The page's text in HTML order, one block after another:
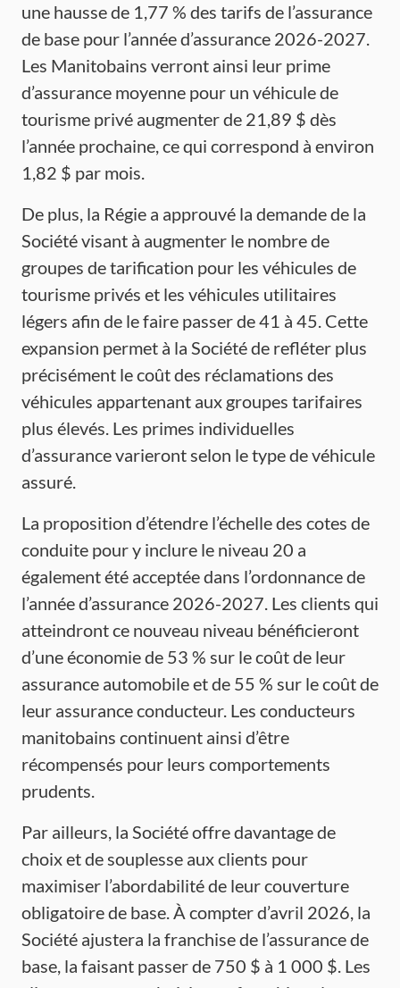
une hausse de 1,77 % des tarifs de l’assurance
de base pour l’année d’assurance 2026-2027.
Les Manitobains verront ainsi leur prime
d’assurance moyenne pour un véhicule de
tourisme privé augmenter de 21,89 $ dès
l’année prochaine, ce qui correspond à environ
1,82 $ par mois.
De plus, la Régie a approuvé la demande de la
Société visant à augmenter le nombre de
groupes de tarification pour les véhicules de
tourisme privés et les véhicules utilitaires
légers afin de le faire passer de 41 à 45. Cette
expansion permet à la Société de refléter plus
précisément le coût des réclamations des
véhicules appartenant aux groupes tarifaires
plus élevés. Les primes individuelles
d’assurance varieront selon le type de véhicule
assuré.
La proposition d’étendre l’échelle des cotes de
conduite pour y inclure le niveau 20 a
également été acceptée dans l’ordonnance de
l’année d’assurance 2026-2027. Les clients qui
atteindront ce nouveau niveau bénéficieront
d’une économie de 53 % sur le coût de leur
assurance automobile et de 55 % sur le coût de
leur assurance conducteur. Les conducteurs
manitobains continuent ainsi d’être
récompensés pour leurs comportements
prudents.
Par ailleurs, la Société offre davantage de
choix et de souplesse aux clients pour
maximiser l’abordabilité de leur couverture
obligatoire de base. À compter d’avril 2026, la
Société ajustera la franchise de l’assurance de
base, la faisant passer de 750 $ à 1 000 $. Les